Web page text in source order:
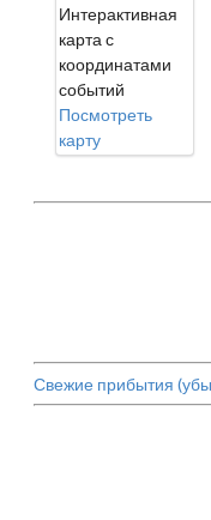
Интерактивная
карта с
координатами
событий
Посмотреть
карту
Свежие прибытия